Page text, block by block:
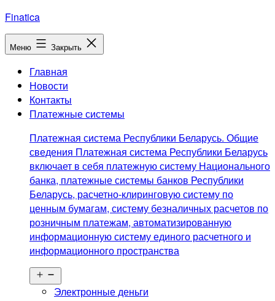
Перейти
к
содержимому
Finatica
Меню Закрыть
Главная
Новости
Контакты
Платежные системы
Платежная система Республики Беларусь. Общие
сведения Платежная система Республики Беларусь
включает в себя платежную систему Национального
банка, платежные системы банков Республики
Беларусь, расчетно-клиринговую систему по
ценным бумагам, систему безналичных расчетов по
розничным платежам, автоматизированную
информационную систему единого расчетного и
информационного пространства
меню
Электронные деньги